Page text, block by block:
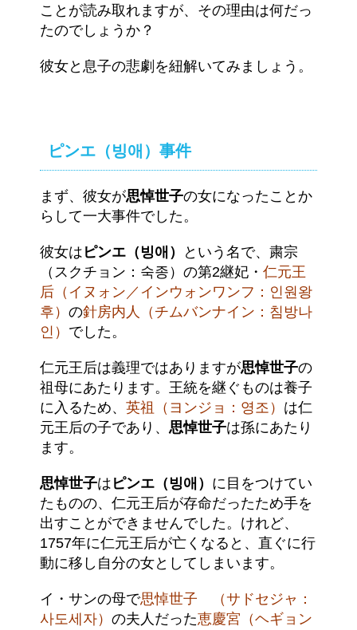
ことが読み取れますが、その理由は何だっ
たのでしょうか？
彼女と息子の悲劇を紐解いてみましょう。
ピンエ（빙애）事件
まず、彼女が思悼世子の女になったことか
らして一大事件でした。
彼女は ピンエ（빙애）
という名で、粛宗
（スクチョン：숙종）の第2継妃・ 仁元王
后（イヌォン／インウォンワンフ：인원왕
후） の針房内人（チムバンナイン：침방나
인） でした。
仁元王后は義理ではありますが思悼世子の
祖母にあたります。王統を継ぐものは養子
に入るため、 英祖（ヨンジョ：영조） は仁
元王后の子であり、 思悼世子は孫にあたり
ます。
思悼世子は ピンエ（빙애） に目をつけてい
たものの、仁元王后が存命だったため手を
出すことができませんでした。けれど、
1757年に仁元王后が亡くなると、直ぐに行
動に移し自分の女としてしまいます。
イ・サンの母で思悼世子 （サドセジャ：
사도세자） の夫人だった恵慶宮（ヘギョン